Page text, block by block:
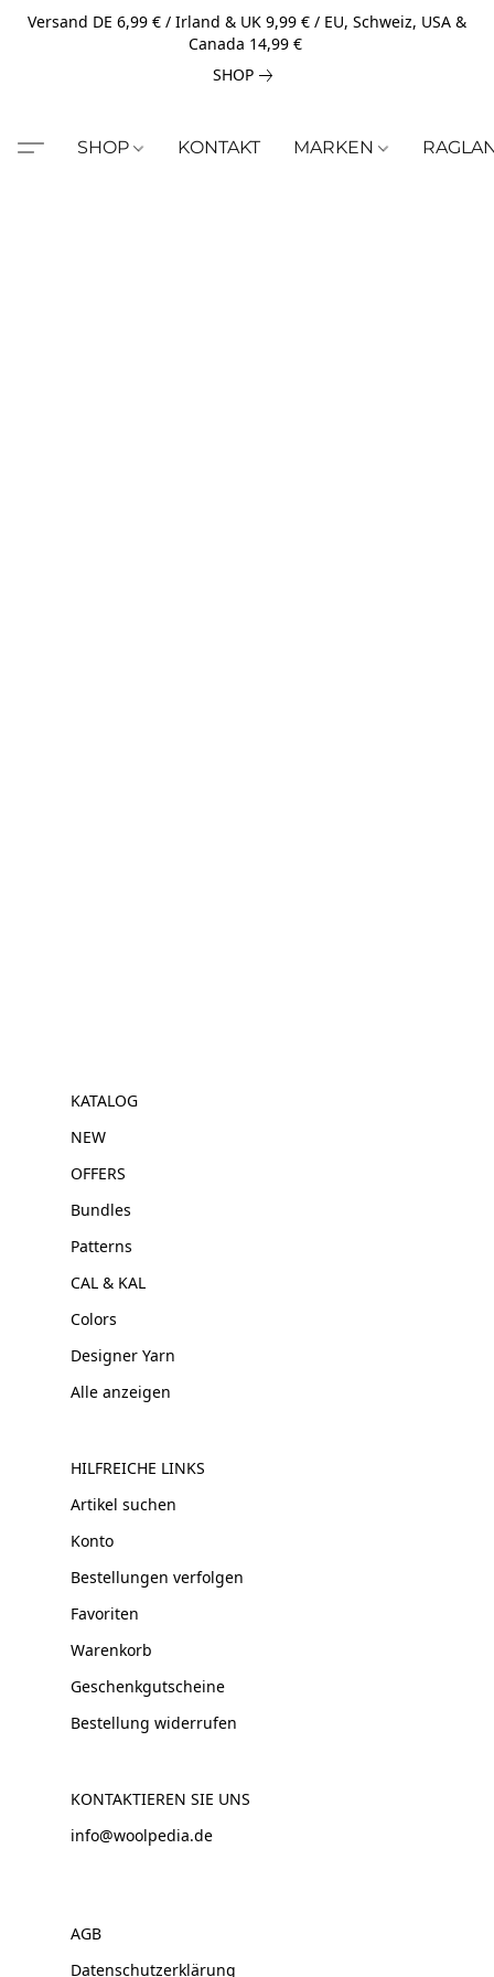
Versand DE 6,99 € / Irland & UK 9,99 € / EU, Schweiz, USA &
Canada 14,99 €
SHOP
SHOP KONTAKT MARKEN
KATALOG
NEW
OFFERS
Bundles
Patterns
CAL & KAL
Colors
Designer Yarn
Alle anzeigen
HILFREICHE LINKS
Artikel suchen
Konto
Bestellungen verfolgen
Favoriten
Warenkorb
Geschenkgutscheine
Bestellung widerrufen
KONTAKTIEREN SIE UNS
info@woolpedia.de
AGB
Datenschutzerklärung